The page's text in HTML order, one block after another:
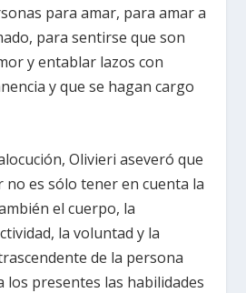
para amar, para amar a
para sentirse que son
y entablar lazos con
y que se hagan cargo
Olivieri aseveró que
no es sólo tener en cuenta la
el cuerpo, la
la voluntad y la
de la persona
los presentes las habilidades